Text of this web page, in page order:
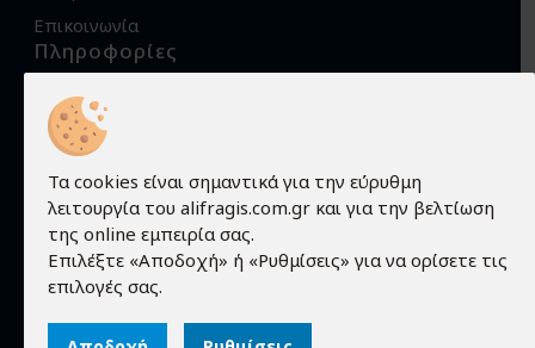
Επικοινωνία
Πληροφορίες
Όροι χρήσης
Προστασία προσωπικών δεδομένων
Πολιτική Cookies
Τρόποι αποστολής
Τρόποι παραγγελίας
Τρόποι πληρωμής
Εγγύηση - Επιστροφές
Τα cookies είναι σημαντικά για την εύρυθμη
λειτουργία του alifragis.com.gr και για την βελτίωση
της online εμπειρία σας.
Επιλέξτε «Αποδοχή» ή «Ρυθμίσεις» για να ορίσετε τις
επιλογές σας.